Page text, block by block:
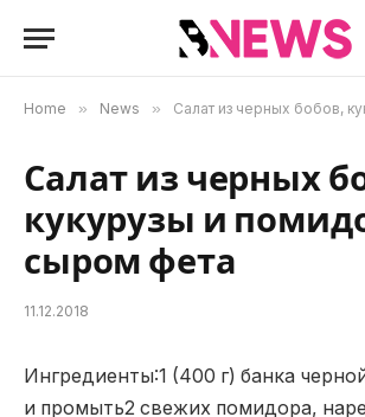
Home » News » Салат из черных бобов, кукурузы
Салат из черных
кукурузы и
сыром фета
11.12.2018
Ингредиенты:1 (400 г) банка
и промыть2 свежих помидора,